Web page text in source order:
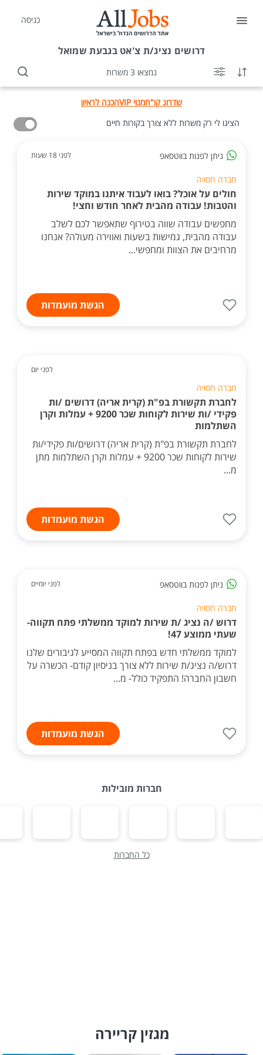
כניסה
דרושים נציג/ת צ'אט בגבעת שמואל
נמצאו 3 משרות
שדרוג קו"חמנוי VIP
הכנה לראיון
הציגו לי רק משרות ללא צורך בקורות חיים
ניתן לפנות בווטסאפ לפני 18 שעות
חברה חסויה
חולים על אוכל? בואו לעבוד איתנו במוקד שירות
והטבות! עבודה מהבית לאחר חודש וחצי!
מחפשים עבודה שווה בטירוף שתאפשר לכם לשלב
עבודה מהבית, גמישות בשעות ואווירה מעולה? אנחנו
מרחיבים את הצוות ומחפשי...
הגשת מועמדות
לפני יום
חברה חסויה
לחברת תקשורת בפ"ת (קרית אריה) דרושים /ות
פקידי /ות שירות לקוחות שכר 9200 + עמלות וקרן
השתלמות
לחברת תקשורת בפ"ת (קרית אריה) דרושים/ות פקידי/ות
שירות לקוחות שכר 9200 + עמלות וקרן השתלמות מתן
מ...
הגשת מועמדות
ניתן לפנות בווטסאפ לפני יומיים
חברה חסויה
דרוש /ה נציג /ת שירות למוקד ממשלתי פתח תקווה-
שעתי ממוצע 47!
למוקד ממשלתי חדש בפתח תקווה המסייע לגיבורים שלנו
דרוש/ה נציג/ת שירות ללא צורך בניסיון קודם- הכשרה על
חשבון החברה! התפקיד כולל- מ...
הגשת מועמדות
חברות מובילות
כל החברות
מגזין קריירה